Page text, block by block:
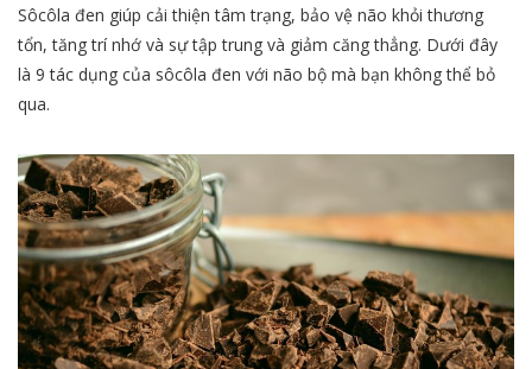
Sôcôla đen giúp cải thiện tâm trạng, bảo vệ não khỏi thương
tổn, tăng trí nhớ và sự tập trung và giảm căng thẳng. Dưới đây
là 9 tác dụng của sôcôla đen với não bộ mà bạn không thể bỏ
qua.